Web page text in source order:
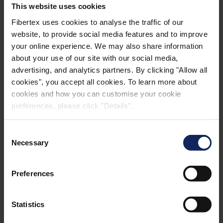
This website uses cookies
Fibertex uses cookies to analyse the traffic of our
website, to provide social media features and to improve
your online experience. We may also share information
about your use of our site with our social media,
advertising, and analytics partners. By clicking "Allow all
cookies", you accept all cookies. To learn more about
cookies and how you can customise your cookie
preferences, please click "Details".
Selection
Necessary
Preferences
Statistics
NACHGEWIESENE HOHE
LEISTUNGSFÄHIGKEIT
Getestet an Bambus und Lupine nach der
„Methode zur Bestimmung der Wurzelresistenz“ (DIN
PRODUKTÜBERSICHT